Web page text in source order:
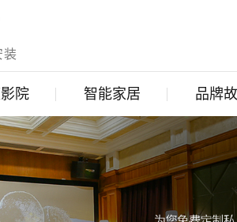
装
院 智能家居
智能调光
安防报警
智能家庭影院
品牌
英国猛牌
美国
美国